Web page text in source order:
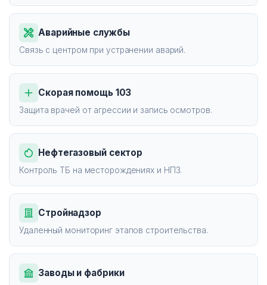
Аварийные службы
Связь с центром при устранении аварий.
Скорая помощь 103
Защита врачей от агрессии и запись осмотров.
Нефтегазовый сектор
Контроль ТБ на месторождениях и НПЗ.
Стройнадзор
Удаленный мониторинг этапов строительства.
Заводы и фабрики